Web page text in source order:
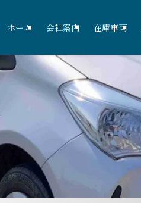
ホーム 会社案内 在庫車両